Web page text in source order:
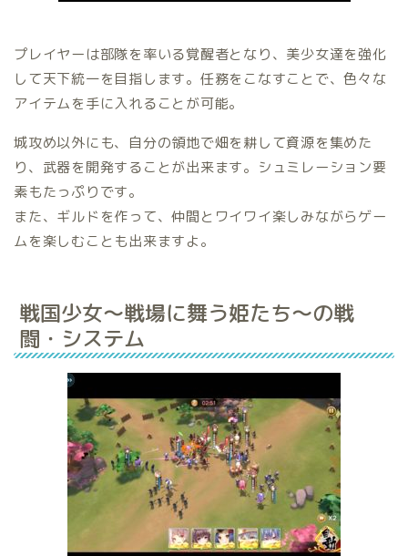
プレイヤーは部隊を率いる覚醒者となり、美少女達を強化
して天下統一を目指します。任務をこなすことで、色々な
アイテムを手に入れることが可能。
城攻め以外にも、自分の領地で畑を耕して資源を集めた
り、武器を開発することが出来ます。シュミレーション要
素もたっぷりです。
また、ギルドを作って、仲間とワイワイ楽しみながらゲー
ムを楽しむことも出来ますよ。
戦国少女～戦場に舞う姫たち～の戦
闘・システム